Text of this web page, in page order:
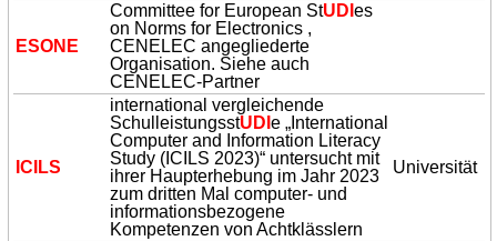
ESONE
Committee for European StUDIes
on Norms for Electronics ,
CENELEC angegliederte
Organisation. Siehe auch
CENELEC-Partner
ICILS
international vergleichende
SchulleistungsstUDIe „International
Computer and Information Literacy
Study (ICILS 2023)“ untersucht mit
ihrer Haupterhebung im Jahr 2023
zum dritten Mal computer- und
informationsbezogene
Kompetenzen von Achtklässlern
Universität